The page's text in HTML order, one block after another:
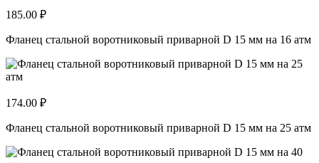
185.00 ₽
Фланец стальной воротниковый приварной D 15 мм на 16 атм
174.00 ₽
Фланец стальной воротниковый приварной D 15 мм на 25 атм